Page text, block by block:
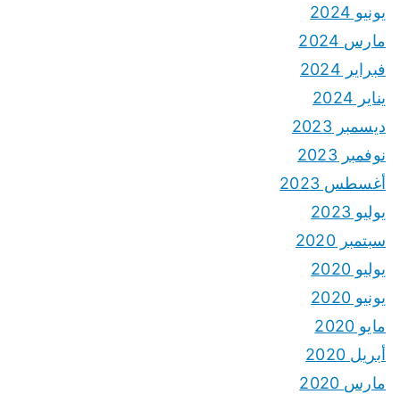
يونيو 2024
مارس 2024
فبراير 2024
يناير 2024
ديسمبر 2023
نوفمبر 2023
أغسطس 2023
يوليو 2023
سبتمبر 2020
يوليو 2020
يونيو 2020
مايو 2020
أبريل 2020
مارس 2020